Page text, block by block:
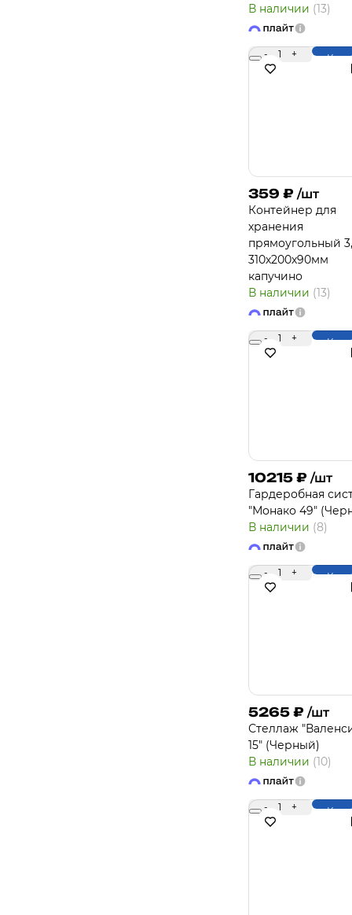
В наличии (13)
- 1 +
359 ₽ /шт
Контейнер для
хранения
прямоугольный
310х200х90мм
капучино
В наличии (13)
- 1 +
10215 ₽ /шт
Гардеробная
"Монако 49"
В наличии (8)
- 1 +
5265 ₽ /шт
Стеллаж
15" (Черный)
В наличии (10)
- 1 +